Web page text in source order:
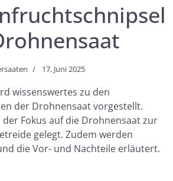
17. Juni 2025
wissenswertes zu den
der Drohnensaat vorgestellt.
Fokus auf die Drohnensaat zur
gelegt. Zudem werden
die Vor- und Nachteile erläutert.